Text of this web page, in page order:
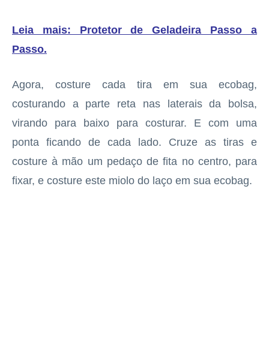
Leia mais: Protetor de Geladeira Passo a
Passo.
Agora, costure cada tira em sua ecobag,
costurando a parte reta nas laterais da bolsa,
virando para baixo para costurar. E com uma
ponta ficando de cada lado. Cruze as tiras e
costure à mão um pedaço de fita no centro, para
fixar, e costure este miolo do laço em sua ecobag.